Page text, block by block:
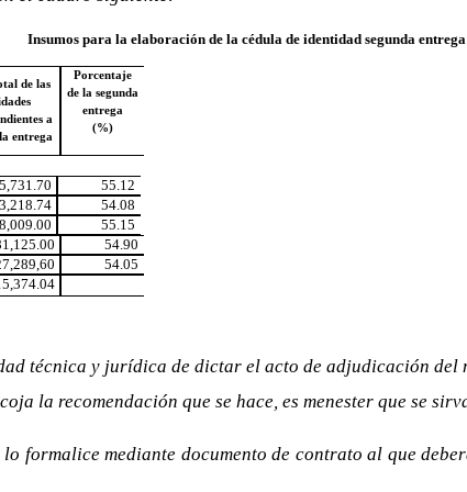
Insumos para la elaboración de la cédula de identidad segunda entrega
de las
a
entrega
Porcentaje
de la segunda
entrega
(%)
55.12
54.08
55.15
54.90
54.05
técnica y jurídica de dictar el acto de adjudicación del
la recomendación que se hace, es menester que se
formalice mediante documento de contrato al que